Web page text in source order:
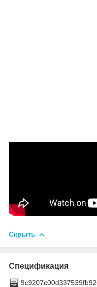
Скрыть
Спецификация